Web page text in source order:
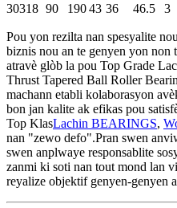
30318 90 19043 36 46.5 3
Pou yon rezilta nan spesyalite
biznis nou an te genyen yon
atravè glòb la pou Top Grade
Thrust Tapered Ball Roller
machann etabli kolaborasyon
bon jan kalite ak efikas pou
Top KlasLachin BEARINGS,
nan "zewo defo".Pran swen
swen anplwaye responsablite
zanmi ki soti nan tout mond lan
reyalize objektif genyen-genyen